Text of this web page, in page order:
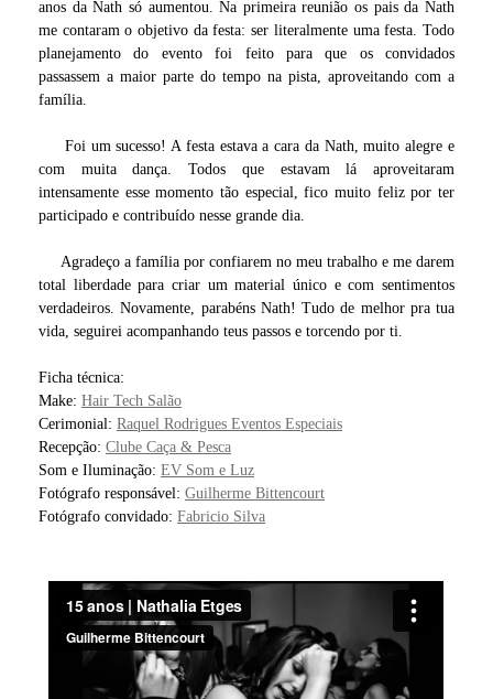
anos da Nath só aumentou. Na primeira reunião os pais da Nath
me contaram o objetivo da festa: ser literalmente uma festa. Todo
planejamento do evento foi feito para que os convidados
passassem a maior parte do tempo na pista, aproveitando com a
família.
Foi um sucesso! A festa estava a cara da Nath, muito alegre e
com muita dança. Todos que estavam lá aproveitaram
intensamente esse momento tão especial, fico muito feliz por ter
participado e contribuído nesse grande dia.
Agradeço a família por confiarem no meu trabalho e me darem
total liberdade para criar um material único e com sentimentos
verdadeiros. Novamente, parabéns Nath! Tudo de melhor pra tua
vida, seguirei acompanhando teus passos e torcendo por ti.
Ficha técnica:
Make: Hair Tech Salão
Cerimonial: Raquel Rodrigues Eventos Especiais
Recepção: Clube Caça & Pesca
Som e Iluminação: EV Som e Luz
Fotógrafo responsável: Guilherme Bittencourt
Fotógrafo convidado: Fabricio Silva